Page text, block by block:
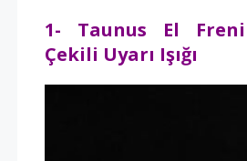
1- Taunus El Freni
Çekili Uyarı Işığı